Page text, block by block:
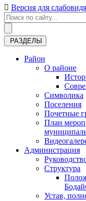
Версия для
РАЗДЕЛЫ
Район
О районе
Символика
Поселения
Почетные
План
Администрация
Структура
Устав,